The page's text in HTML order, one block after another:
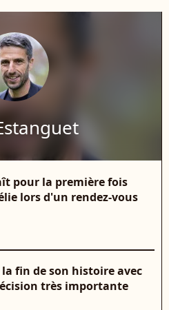
pour la première fois
lors d'un rendez-vous
fin de son histoire avec
très importante